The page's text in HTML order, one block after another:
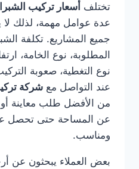
تختلف أسعار تركيب
عدة عوامل مهمة، لذلك
جميع المشاريع. تكلفة
المطلوبة، نوع الخامة،
نوع التغطية، صعوبة
عند التواصل مع شركة
من الأفضل طلب معاينة
عن المساحة حتى تحصل
ومناسب.
بعض العملاء يبحثون عن